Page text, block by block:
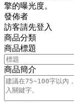
擎的曝光度。
發佈者
訪客請先登入
商品分類
商品標題
商品簡介